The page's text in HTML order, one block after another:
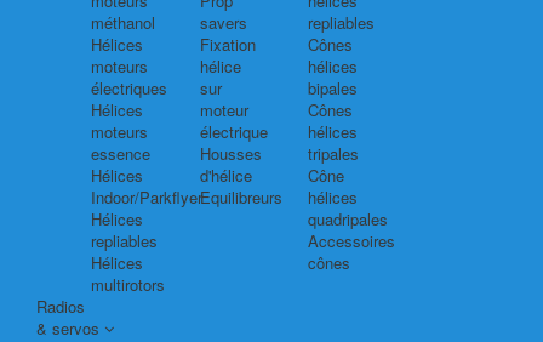
méthanol
Hélices
moteurs
électriques
Hélices
moteurs
essence
Hélices
Indoor/Parkflyer
Hélices
repliables
Hélices
multirotors
savers
Fixation
hélice
sur
moteur
électrique
Housses
d'hélice
Equilibreurs
repliables
Cônes
hélices
bipales
Cônes
hélices
tripales
Cône
hélices
quadripales
Accessoires
cônes
Radios
& servos